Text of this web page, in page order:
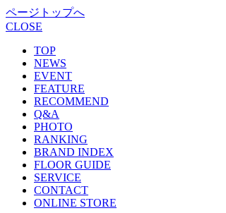
ページトップへ
CLOSE
TOP
NEWS
EVENT
FEATURE
RECOMMEND
Q&A
PHOTO
RANKING
BRAND INDEX
FLOOR GUIDE
SERVICE
CONTACT
ONLINE STORE